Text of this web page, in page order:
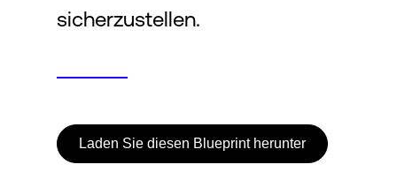
sicherzustellen.
Laden Sie diesen Blueprint herunter